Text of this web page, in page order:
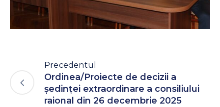
Precedentul
Ordinea/Proiecte de decizii a
ședinței extraordinare a consiliului
raional din 26 decembrie 2025